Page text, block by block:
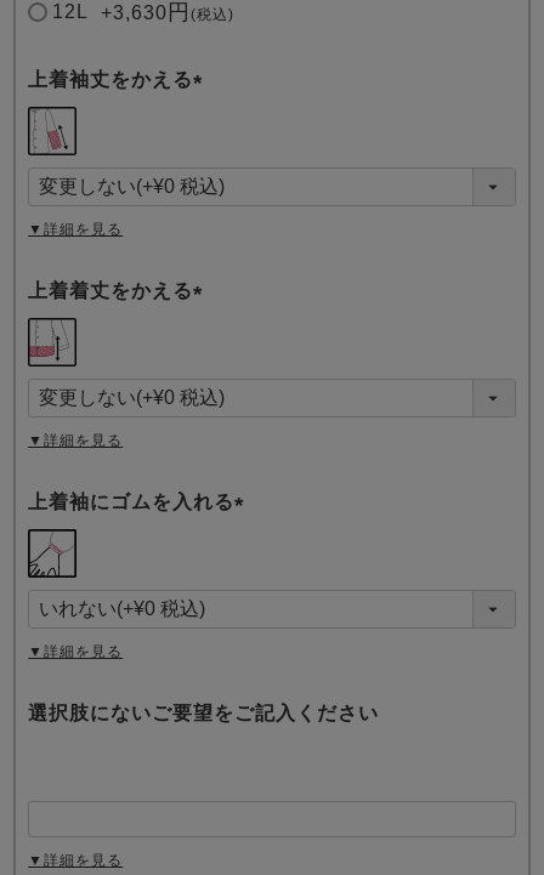
12L +3,630 税込
上着袖丈をかえる
須
)
▼詳細を見る
上着着丈をかえる
須
)
▼詳細を見る
上着袖にゴムを入れる
須
)
▼詳細を見る
選択肢にないご要望をご記入ください
▼詳細を見る